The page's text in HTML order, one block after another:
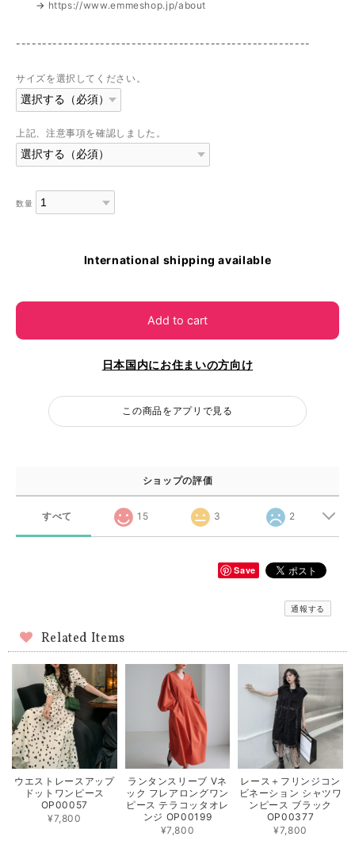
→ https://www.emmeshop.jp/about
--------------------------------------------------------
サイズを選択してください。
上記、注意事項を確認しました。
数量
International shipping available
Add to cart
日本国内にお住まいの方向け
この商品をアプリで見る
ショップの評価
すべて 15 3 2
Save
通報する
Related Items
ウエストレースアップ
ドットワンピース
OP00057
¥7,800
ランタンスリーブ Vネ
ック フレアロングワン
ピース テラコッタオレ
ンジ OP00199
¥7,800
レース＋フリンジコン
ビネーション シャツワ
ンピース ブラック
OP00377
¥7,800